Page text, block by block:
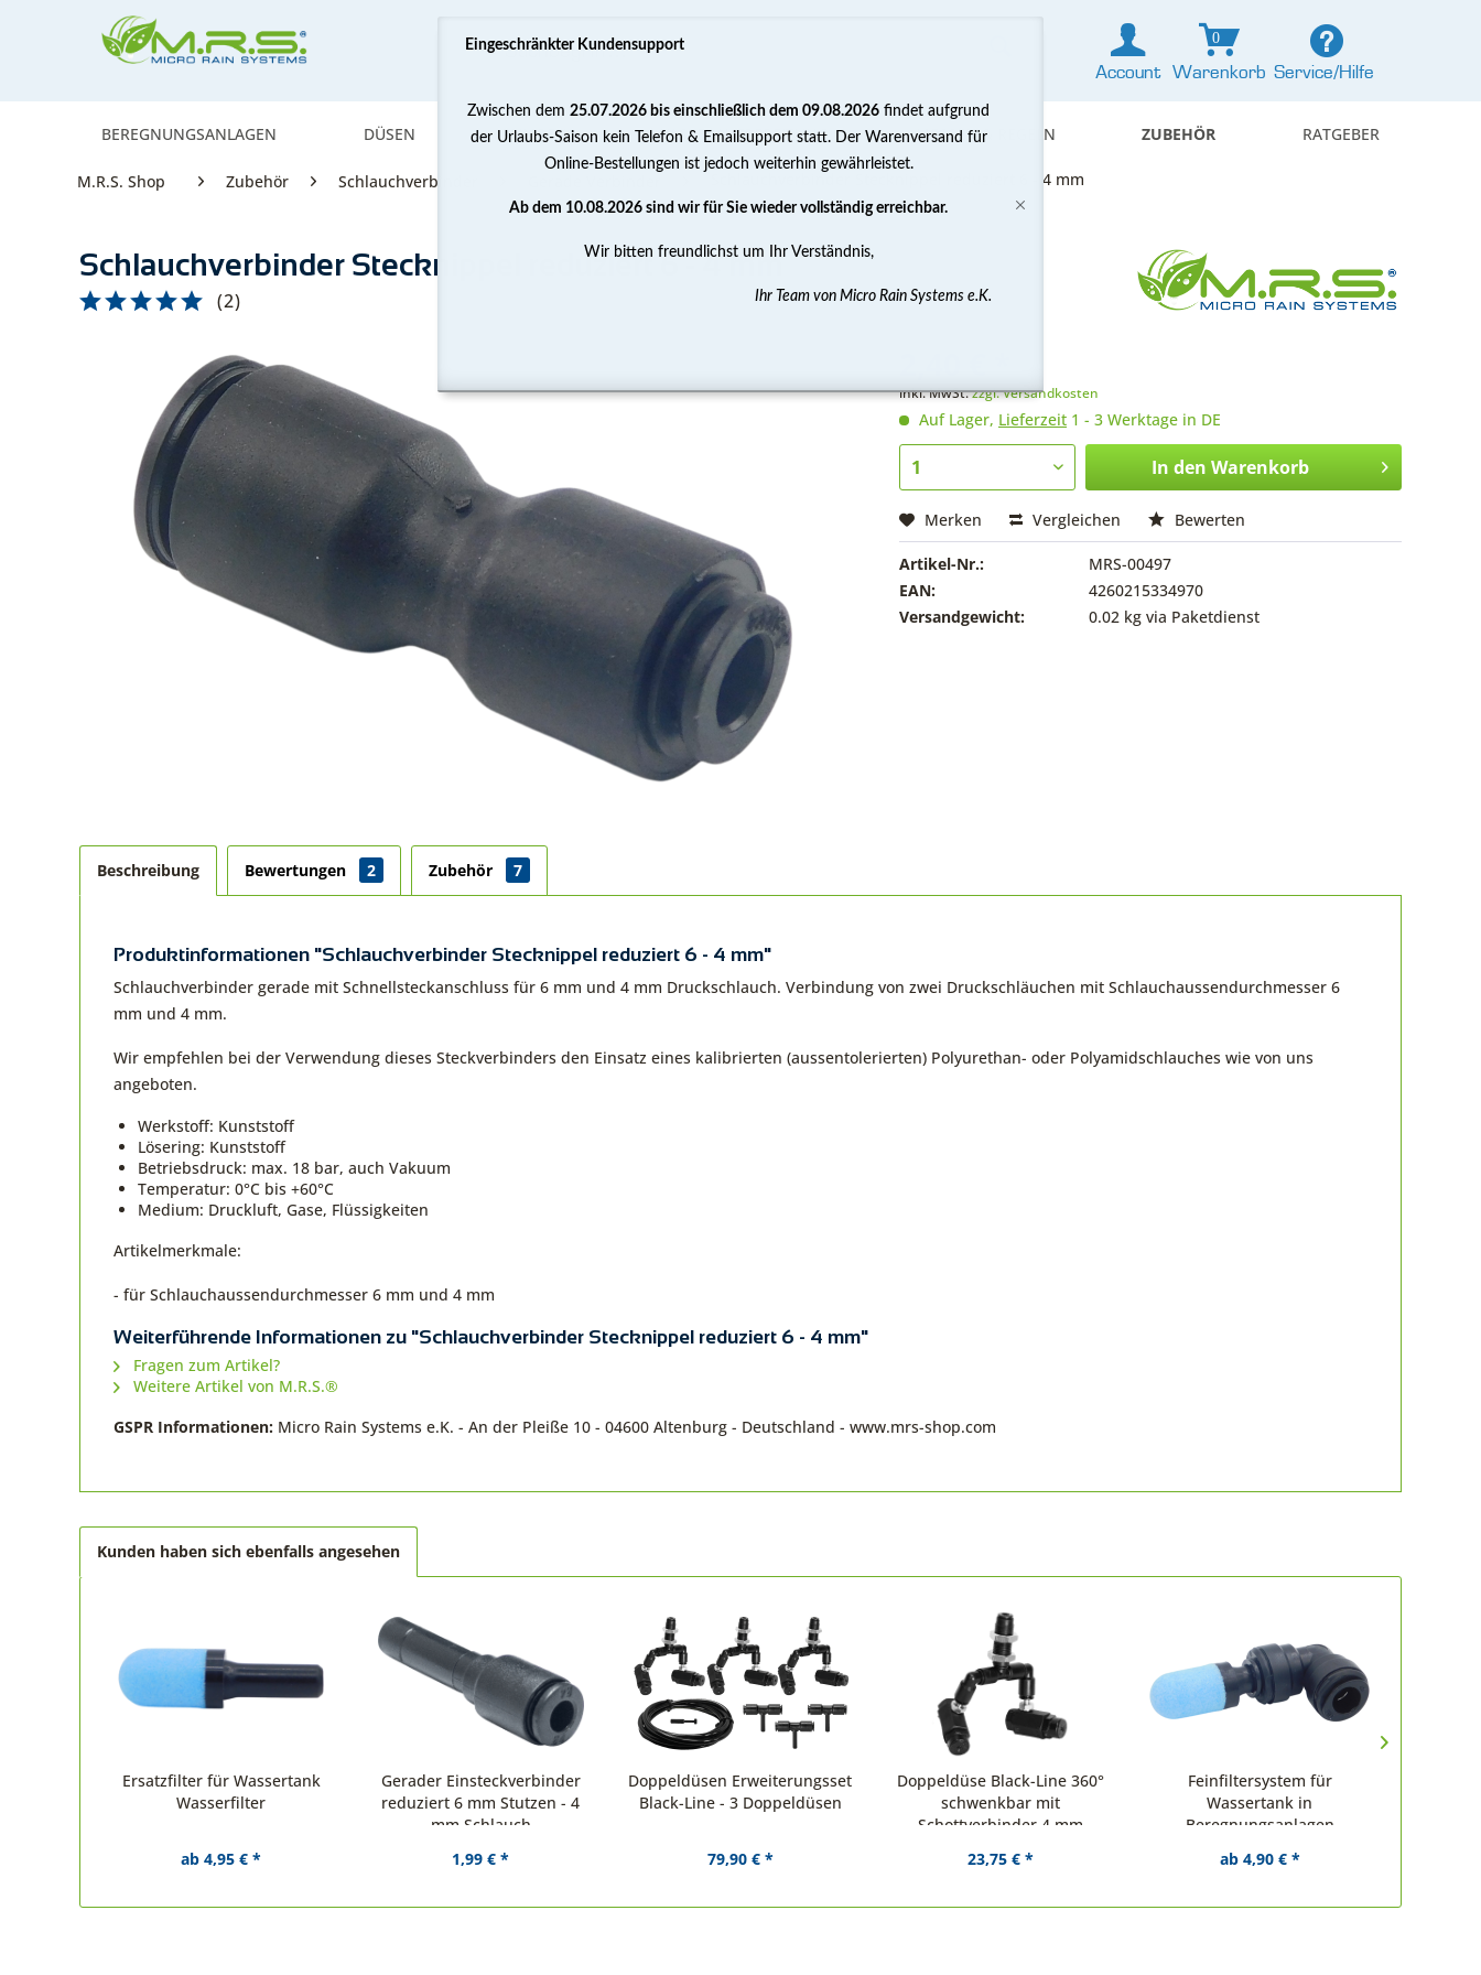
Service/Hilfe
Account
0
Warenkorb
BEREGNUNGSANLAGEN DÜSEN PUMPEN WASSERAUFBEREITUNG MESSEN & REGELN ZUBEHÖR RATGEBER
M.R.S. Shop Zubehör Schlauchverbinder Schlauchverbinder Stecknippel reduziert 6 - 4 mm
Schlauchverbinder Stecknippel reduziert 6 - 4 mm
(2)
inkl. MwSt.zzgl. Versandkosten
Auf Lager, Lieferzeit 1 - 3 Werktage in DE
In den Warenkorb
Merken Vergleichen Bewerten
Artikel-Nr.:
MRS-00497
EAN:
4260215334970
Versandgewicht:
0.02 kg via Paketdienst
Beschreibung Bewertungen 2 Zubehör 7
Produktinformationen "Schlauchverbinder Stecknippel reduziert 6 - 4 mm"
Schlauchverbinder gerade mit Schnellsteckanschluss für 6 mm und 4 mm Druckschlauch. Verbindung von zwei Druckschläuchen mit Schlauchaussendurchmesser 6
mm und 4 mm.
Wir empfehlen bei der Verwendung dieses Steckverbinders den Einsatz eines kalibrierten (aussentolerierten) Polyurethan- oder Polyamidschlauches wie von uns
angeboten.
Werkstoff: Kunststoff
Lösering: Kunststoff
Betriebsdruck: max. 18 bar, auch Vakuum
Temperatur: 0°C bis +60°C
Medium: Druckluft, Gase, Flüssigkeiten
Artikelmerkmale:
- für Schlauchaussendurchmesser 6 mm und 4 mm
Weiterführende Informationen zu "Schlauchverbinder Stecknippel reduziert 6 - 4 mm"
Fragen zum Artikel?
Weitere Artikel von M.R.S.®
GSPR Informationen: Micro Rain Systems e.K. - An der Pleiße 10 - 04600 Altenburg - Deutschland - www.mrs-shop.com
Kunden haben sich ebenfalls angesehen
Ersatzfilter für Wassertank
Wasserfilter
ab 4,95 € *
Gerader Einsteckverbinder
reduziert 6 mm Stutzen - 4
mm Schlauch
1,99 € *
Doppeldüsen Erweiterungsset
Black-Line - 3 Doppeldüsen
79,90 € *
Doppeldüse Black-Line 360°
schwenkbar mit
Schottverbinder 4 mm
23,75 € *
Feinfiltersystem für
Wassertank in
Beregnungsanlagen
ab 4,90 € *
Eingeschränkter Kundensupport
Zwischen dem 25.07.2026 bis einschließlich dem 09.08.2026 findet aufgrund
der Urlaubs-Saison kein Telefon & Emailsupport statt. Der Warenversand für
Online-Bestellungen ist jedoch weiterhin gewährleistet.
Ab dem 10.08.2026 sind wir für Sie wieder vollständig erreichbar.
Wir bitten freundlichst um Ihr Verständnis,
Ihr Team von Micro Rain Systems e.K.